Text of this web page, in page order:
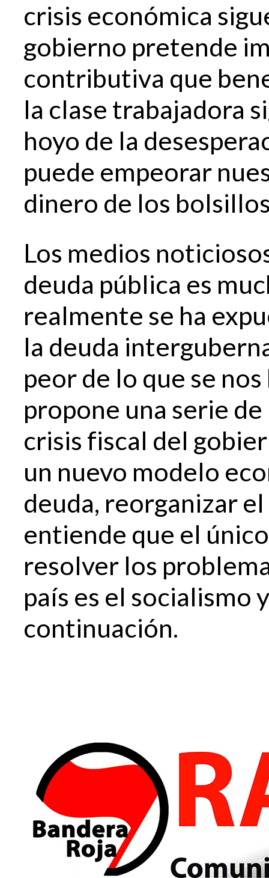
crisis económica
gobierno pretende
contributiva que
la clase trabajadora
hoyo de la
puede empeorar
dinero de los
Los medios
deuda pública es
realmente se ha
la deuda
peor de lo que se
propone una serie
crisis fiscal del
un nuevo modelo
deuda, reorganizar
entiende que el
resolver los
país es el socialismo
continuación.